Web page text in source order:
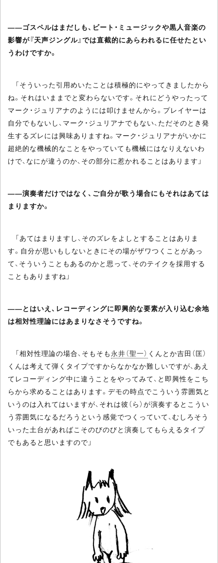
――ゴスペルはまだしも、ビート・ミュージックや黒人音楽の
影響が『天声ジングル』では直截的にあらわれるに任せたとい
うわけですか。
「そういった引用めいたことは積極的にやってきましたから
ね。それはいままでと変わらないです。それにどうやったって
マーク・ジュリアナのようには叩けませんから。プレイヤーは
自分でもないし、マーク・ジュリアナでもない、ただそのとき発
生するズレには興味ありますね。マーク・ジュリアナがいかに
超絶的な機械的なことをやっていても機械にはなりえないわ
けで、なにが違うのか、その部分に惹かれることはあります」
――演奏者だけではなく、ご自分が歌う場合にもそれはあては
まりますか。
「あてはまりますし、そのズレをよしとすることはありま
す。自分が思いもしないときにその場がザワつくことがあっ
て、そういうこともあるのかと思って、そのテイクを採用する
こともありますね」
――とはいえ、レコーディングに即興的な要素が入り込む余地
は相対性理論にはあまりなさそうですね。
「相対性理論の場合、そもそも 永井（聖一） くんとか吉田（匡）
くんは考えて弾くタイプですからなかなか難しいですが、あえ
てレコーディング中に違うことをやってみて、と即興性をこち
らから求めることはあります。デモの時点でこういう雰囲気と
いうのは入れてはいますが、それは彼（ら）が演奏するとこうい
う雰囲気になるだろうという感覚でつくっていて、むしろそう
いった土台があればこそのびのびと演奏してもらえるタイプ
でもあると思いますので」